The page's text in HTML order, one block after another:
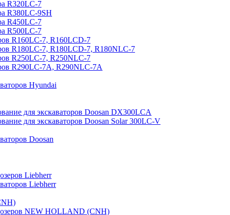
R320LC-7
R380LC-9SH
R450LC-7
R500LC-7
R160LC-7, R160LCD-7
R180LC-7, R180LCD-7, R180NLC-7
R250LC-7, R250NLC-7
R290LC-7A, R290NLC-7A
Hyundai
для экскаваторов Doosan DX300LCA
для экскаваторов Doosan Solar 300LC-V
Doosan
Liebherr
Liebherr
NEW HOLLAND (CNH)